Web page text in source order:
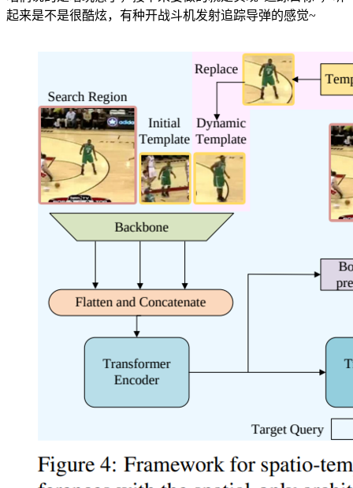
起来是不是很酷炫，有种开战斗机发射追踪导弹的感觉~